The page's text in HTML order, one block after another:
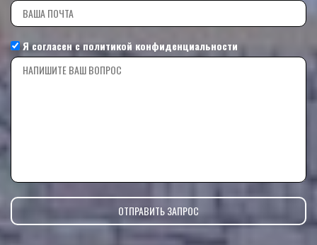
Я согласен сполитикой конфиденциальности